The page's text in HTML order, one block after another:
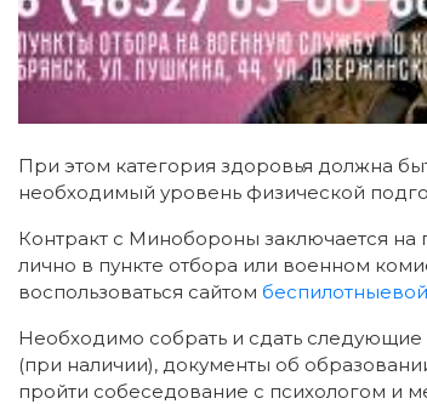
При этом категория здоровья должна
необходимый уровень физической
Контракт с Минобороны заключается на
лично в пункте отбора или военном
воспользоваться сайтом
Необходимо собрать и сдать
(при наличии), документы об
пройти собеседование с психологом и